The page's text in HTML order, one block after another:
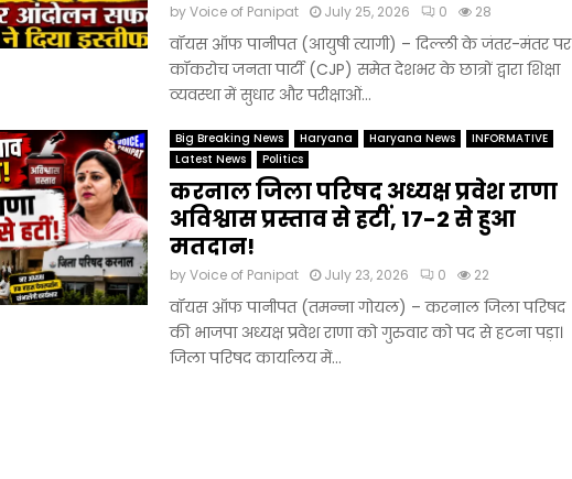
byVoice of Panipat July 25, 2026 0 28
वॉयस ऑफ पानीपत (आयुषी त्यागी) – दिल्ली के जंतर-मंतर पर
कॉकरोच जनता पार्टी (CJP) समेत देशभर के छात्रों द्वारा शिक्षा
व्यवस्था में सुधार और परीक्षाओं...
Big Breaking News Haryana Haryana News
INFORMATIVE
Latest News
Politics
करनाल जिला परिषद अध्यक्ष प्रवेश राणा
अविश्वास प्रस्ताव से हटीं, 17-2 से हुआ
मतदान!
byVoice of Panipat July 23, 2026 0 22
वॉयस ऑफ पानीपत (तमन्ना गोयल) – करनाल जिला परिषद
की भाजपा अध्यक्ष प्रवेश राणा को गुरुवार को पद से हटना पड़ा।
जिला परिषद कार्यालय में...